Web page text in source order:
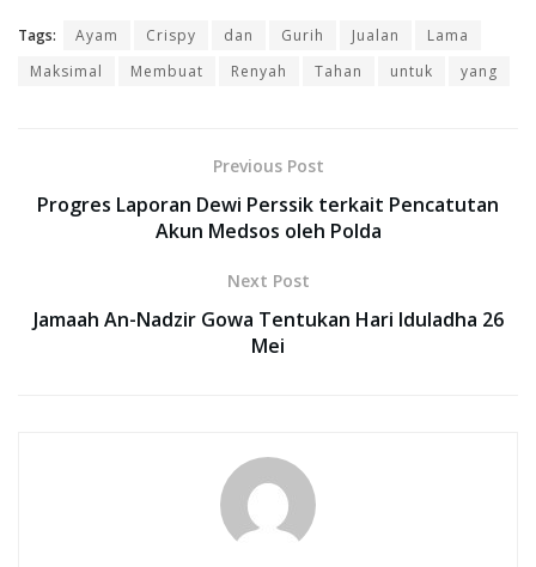
Tags: Ayam Crispy dan Gurih Jualan
Lama
Maksimal
Membuat Renyah Tahan untuk yang
Previous Post
Progres Laporan Dewi Perssik terkait Pencatutan
Akun Medsos oleh Polda
Next Post
Jamaah An-Nadzir Gowa Tentukan Hari Iduladha 26
Mei